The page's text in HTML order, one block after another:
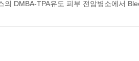
의 DMBA-TPA유도 피부 전암병소에서